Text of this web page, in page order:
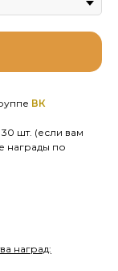
ВК
шт. (если вам
награды по
наград: